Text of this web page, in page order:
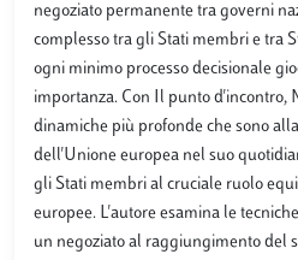
negoziato permanente tra governi
complesso tra gli Stati membri e tra
ogni minimo processo decisionale
importanza. Con Il punto d'incontro,
dinamiche più profonde che sono
dell'Unione europea nel suo
gli Stati membri al cruciale ruolo
europee. L'autore esamina le
un negoziato al raggiungimento del